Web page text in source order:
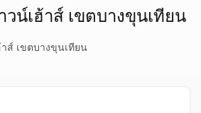
รีประกาศขายบ้านที่ดิน
อง รถยนต์ สินค้าและ
วน์เฮ้าส์ เขตบางขุนเทียน
ส์ เขตบางขุนเทียน